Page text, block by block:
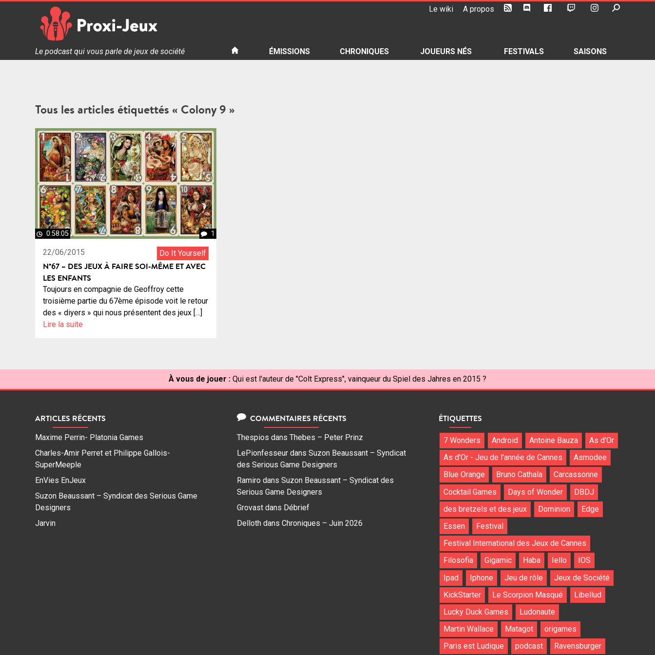
Le wiki A propos
Proxi Jeux - Le podcast qui vous parle de jeux de société
Le podcast qui vous parle de jeux de société ÉMISSIONS CHRONIQUES JOUEURS NÉS FESTIVALS SAISONS
Tous les articles étiquettés « Colony 9 »
0:58:05 1
22/06/2015 Do It Yourself
N°67 – DES JEUX À FAIRE SOI-MÊME ET AVEC
LES ENFANTS
Toujours en compagnie de Geoffroy cette
troisième partie du 67ème épisode voit le retour
des « diyers » qui nous présentent des jeux […]
Lire la suite
À vous de jouer : Qui est l'auteur de "Colt Express", vainqueur du Spiel des Jahres en 2015 ?
ARTICLES RÉCENTS
Maxime Perrin- Platonia Games
Charles-Amir Perret et Philippe Gallois-
SuperMeeple
EnVies EnJeux
Suzon Beaussant – Syndicat des Serious Game
Designers
Jarvin
COMMENTAIRES RÉCENTS
Thespios dans Thebes – Peter Prinz
LePionfesseur dans Suzon Beaussant – Syndicat
des Serious Game Designers
Ramiro dans Suzon Beaussant – Syndicat des
Serious Game Designers
Grovast dans Débrief
Delloth dans Chroniques – Juin 2026
ÉTIQUETTES
7 Wonders Android Antoine Bauza
As d'Or
As d'Or - Jeu de l'année de Cannes
Asmodee
Blue Orange
Bruno Cathala
Carcassonne
Cocktail Games
Days of Wonder
DBDJ
des bretzels et des jeux
Dominion
Edge
Essen
Festival
Festival International des Jeux de Cannes
Filosofia
Gigamic Haba Iello
IOS
Ipad
Iphone Jeu de rôle
Jeux de Société
KickStarter
Le Scorpion Masqué
Libellud
Lucky Duck Games
Ludonaute
Martin Wallace
Matagot
origames
Paris est Ludique
podcast Ravensburger